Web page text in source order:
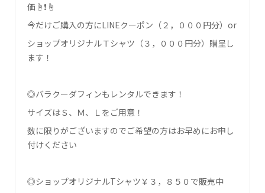
価☝❗☝
今だけご購入の方にLINEクーポン（２，０００円分）or
ショップオリジナルＴシャツ（３，０００円分）贈呈し
ます！
◎バラクーダフィンもレンタルできます！
サイズはＳ、Ｍ、Ｌをご用意！
数に限りがございますのでご希望の方はお早めにお申し
付けください
◎ショップオリジナルTシャツ￥３，８５０で販売中